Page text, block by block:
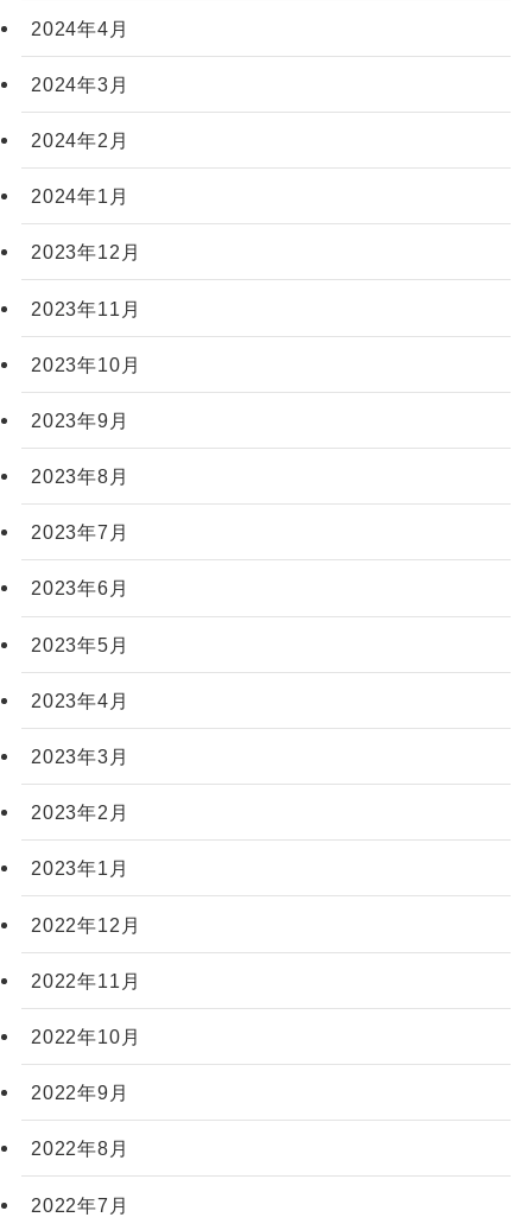
2024年4月
2024年3月
2024年2月
2024年1月
2023年12月
2023年11月
2023年10月
2023年9月
2023年8月
2023年7月
2023年6月
2023年5月
2023年4月
2023年3月
2023年2月
2023年1月
2022年12月
2022年11月
2022年10月
2022年9月
2022年8月
2022年7月